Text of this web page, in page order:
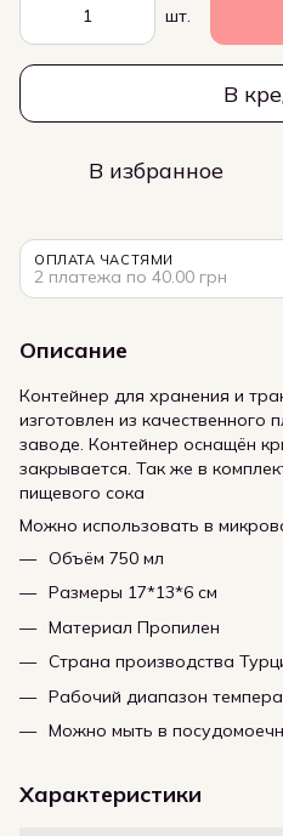
шт.
В
В избранное
ОПЛАТА ЧАСТЯМИ
2 платежа по 40.00 грн
Описание
Контейнер для хранения и
изготовлен из качественного
заводе. Контейнер оснащён
закрывается. Так же в
пищевого сока
Можно использовать в
Объём 750 мл
Размеры 17*13*6 см
Материал Пропилен
Страна производства
Рабочий диапазон
Можно мыть в
Характеристики